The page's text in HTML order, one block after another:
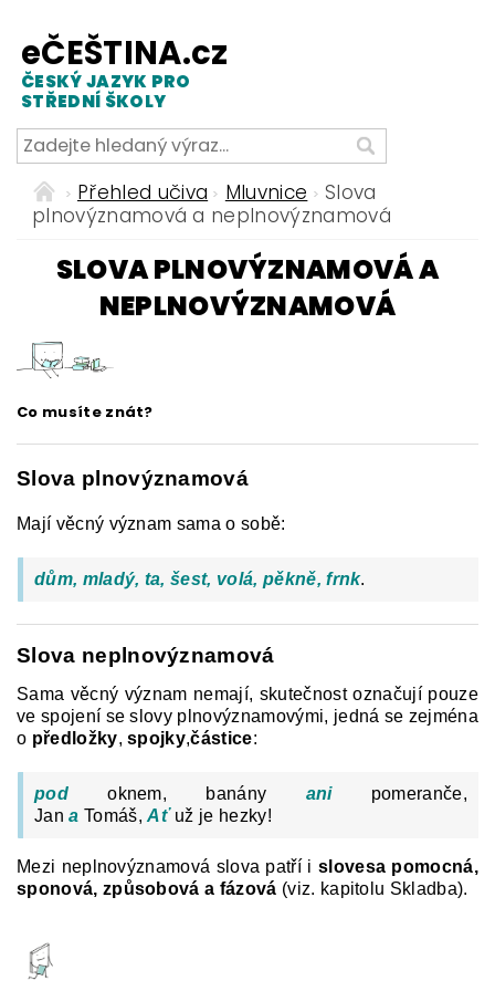
eČEŠTINA.cz
ČESKÝ JAZYK PRO
STŘEDNÍ ŠKOLY
Přehled učiva Mluvnice
Slova
plnovýznamová a neplnovýznamová
SLOVA PLNOVÝZNAMOVÁ A
NEPLNOVÝZNAMOVÁ
Co musíte znát?
Slova plnovýznamová
Mají věcný význam sama o sobě:
dům, mladý, ta, šest, volá, pěkně, frnk.
Slova neplnovýznamová
Sama věcný význam nemají, skutečnost označují pouze
ve spojení se slovy plnovýznamovými, jedná se zejména
o předložky,spojky,částice:
pod oknem, banány ani
pomeranče,
Jana Tomáš, Ať už je hezky!
Mezi neplnovýznamová slova patří i slovesa pomocná,
sponová, způsobová a fázová (viz. kapitolu Skladba).